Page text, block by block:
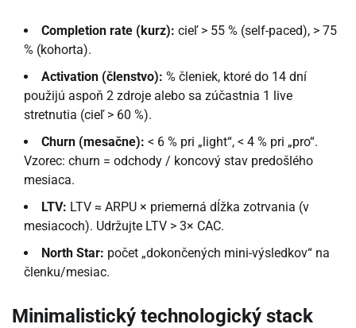
Completion rate (kurz): cieľ > 55 % (self-paced), > 75
% (kohorta).
Activation (členstvo): % členiek, ktoré do 14 dní
použijú aspoň 2 zdroje alebo sa zúčastnia 1 live
stretnutia (cieľ > 60 %).
Churn (mesačne): < 6 % pri „light“, < 4 % pri „pro“.
Vzorec: churn = odchody / koncový stav predošlého
mesiaca.
LTV: LTV ≈ ARPU × priemerná dĺžka zotrvania (v
mesiacoch). Udržujte LTV > 3× CAC.
North Star: počet „dokončených mini-výsledkov“ na
členku/mesiac.
Minimalistický technologický stack